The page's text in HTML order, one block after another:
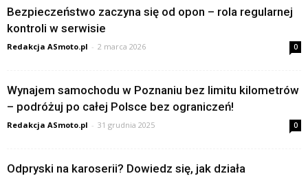
Bezpieczeństwo zaczyna się od opon – rola regularnej
kontroli w serwisie
Redakcja ASmoto.pl - 2 marca 2026 0
Wynajem samochodu w Poznaniu bez limitu kilometrów
– podróżuj po całej Polsce bez ograniczeń!
Redakcja ASmoto.pl - 31 grudnia 2025 0
Odpryski na karoserii? Dowiedz się, jak działa